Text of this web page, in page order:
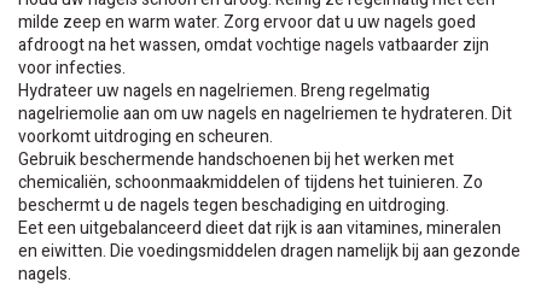
milde zeep en warm water. Zorg ervoor dat u uw nagels goed
afdroogt na het wassen, omdat vochtige nagels vatbaarder zijn
voor infecties.
Hydrateer uw nagels en nagelriemen. Breng regelmatig
nagelriemolie aan om uw nagels en nagelriemen te hydrateren. Dit
voorkomt uitdroging en scheuren.
Gebruik beschermende handschoenen bij het werken met
chemicaliën, schoonmaakmiddelen of tijdens het tuinieren. Zo
beschermt u de nagels tegen beschadiging en uitdroging.
Eet een uitgebalanceerd dieet dat rijk is aan vitamines, mineralen
en eiwitten. Die voedingsmiddelen dragen namelijk bij aan gezonde
nagels.